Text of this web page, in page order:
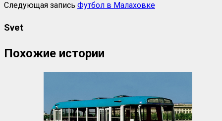
Следующая запись Футбол в Малаховке
Svet
Похожие истории